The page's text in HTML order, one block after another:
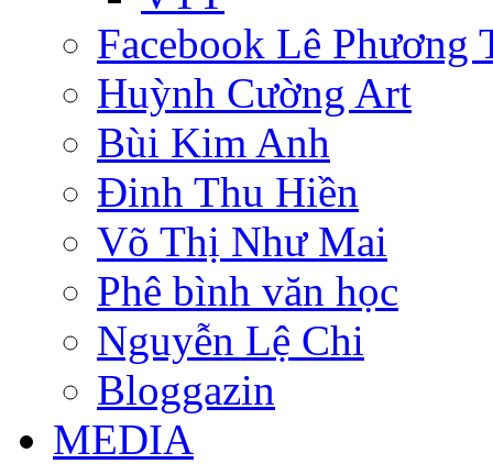
Facebook Lê Phương
Huỳnh Cường Art
Bùi Kim Anh
Đinh Thu Hiền
Võ Thị Như Mai
Phê bình văn học
Nguyễn Lệ Chi
Bloggazin
MEDIA